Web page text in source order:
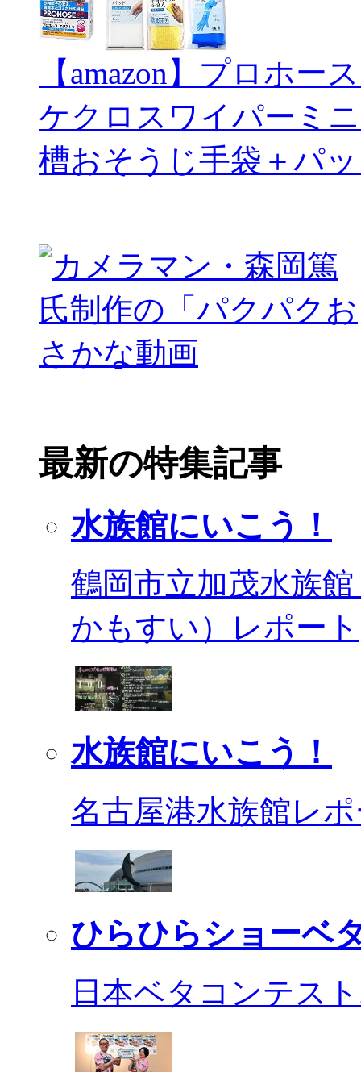
【amazon】プロホー
ケクロスワイパーミ
槽おそうじ手袋＋パ
最新の特集記事
水族館にいこう！
鶴岡市立加茂水族
かもすい）レポート
水族館にいこう！
名古屋港水族館レ
ひらひらショーベ
日本ベタコンテス